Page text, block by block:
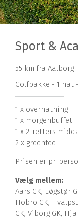
Sport &
55 km fra Aalborg
Golfpakke - 1 nat
1 x overnatning
1 x morgenbuffet
1 x 2-retters
2 x greenfee
Prisen er pr.
Vælg mellem:
Aars GK, Løgstør
Hobro GK,
GK, Viborg GK,